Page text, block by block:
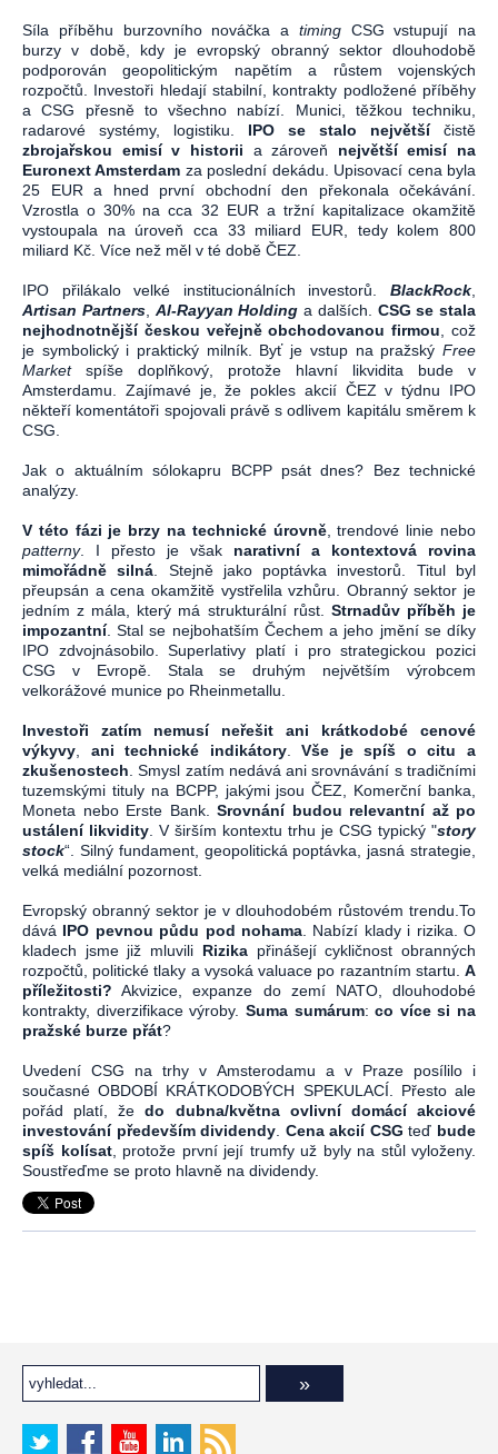
Síla příběhu burzovního nováčka a timing CSG vstupují na
burzy v době, kdy je evropský obranný sektor dlouhodobě
podporován geopolitickým napětím a růstem vojenských
rozpočtů. Investoři hledají stabilní, kontrakty podložené příběhy
a CSG přesně to všechno nabízí. Munici, těžkou techniku,
radarové systémy, logistiku. IPO se stalo největší čistě
zbrojařskou emisí v historii a zároveň největší emisí na
Euronext Amsterdam za poslední dekádu. Upisovací cena byla
25 EUR a hned první obchodní den překonala očekávání.
Vzrostla o 30% na cca 32 EUR a tržní kapitalizace okamžitě
vystoupala na úroveň cca 33 miliard EUR, tedy kolem 800
miliard Kč. Více než měl v té době ČEZ.
IPO přilákalo velké institucionálních investorů. BlackRock
Artisan Partners, Al-Rayyan Holding a dalších. CSG se stala
nejhodnotnější českou veřejně obchodovanou firmou , což
je symbolický i praktický milník. Byť je vstup na pražský Free
Marketspíše doplňkový, protože hlavní likvidita bude v
Amsterdamu. Zajímavé je, že pokles akcií ČEZ v týdnu IPO
někteří komentátoři spojovali právě s odlivem kapitálu směrem k
CSG.
Jak o aktuálním sólokapru BCPP psát dnes? Bez technické
analýzy.
V této fázi je brzy na technické úrovně, trendové linie nebo
patterny. I přesto je však narativní a kontextová rovina
mimořádně silná . Stejně jako poptávka investorů. Titul byl
přeupsán a cena okamžitě vystřelila vzhůru. Obranný sektor je
jedním z mála, který má strukturální růst. Strnadův příběh je
impozantní. Stal se nejbohatším Čechem a jeho jmění se díky
IPO zdvojnásobilo. Superlativy platí i pro strategickou pozici
CSG v Evropě. Stala se druhým největším výrobcem
velkorážové munice po Rheinmetallu.
Investoři zatím nemusí neřešit ani krátkodobé cenové
výkyvy
ani technické indikátory.Vše je spíš o citu a
zkušenostech . Smysl zatím nedává ani srovnávání s tradičními
tuzemskými tituly na BCPP, jakými jsou ČEZ, Komerční banka,
Moneta nebo Erste Bank. Srovnání budou relevantní až po
ustálení likvidity . V širším kontextu trhu je CSG typický "story
stock“. Silný fundament, geopolitická poptávka, jasná strategie,
velká mediální pozornost.
Evropský obranný sektor je v dlouhodobém růstovém trendu.To
dává IPO pevnou půdu pod nohama . Nabízí klady i rizika. O
kladech jsme již mluvili Rizika přinášejí cykličnost obranných
rozpočtů, politické tlaky a vysoká valuace po razantním startu. A
příležitosti? Akvizice, expanze do zemí NATO, dlouhodobé
kontrakty, diverzifikace výroby. Suma sumárum:co více si na
pražské burze přát?
Uvedení CSG na trhy v Amsterodamu a v Praze posílilo i
současné OBDOBÍ KRÁTKODOBÝCH SPEKULACÍ. Přesto ale
pořád platí, žedo dubna/května ovlivní domácí akciové
investování především dividendy Cena akcií CSGteď bude
spíš kolísat, protože první její trumfy už byly na stůl vyloženy.
Soustřeďme se proto hlavně na dividendy.